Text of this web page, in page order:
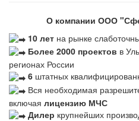
О компании ООО
10 лет на рынке
Более 2000 проектов в
регионах России
6 штатных
Вся необходимая
включая лицензию МЧС
Дилер крупнейших